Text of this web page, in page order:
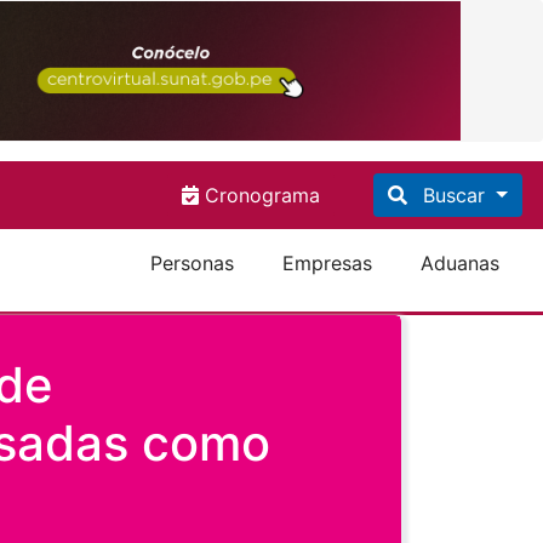
Cronograma Buscar
Personas Empresas Aduanas
como